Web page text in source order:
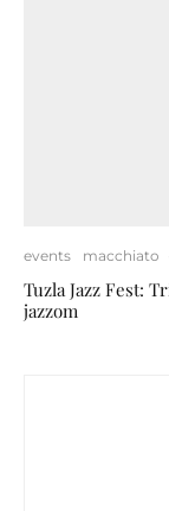
events macchiato
Tuzla Jazz Fest:
jazzom